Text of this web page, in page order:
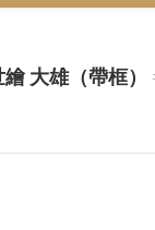
大雄（帶框）